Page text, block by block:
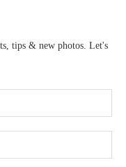
tips & new photos. Let's